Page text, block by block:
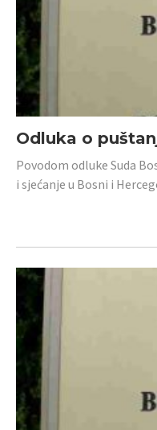
Odluka o
Povodom odluke Suda
i sjećanje u Bosni i